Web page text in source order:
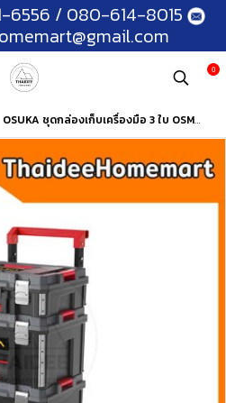
6556 / 080-614-8015
0
OSUKA ชุดกล่องเก็บเครื่องมือ 3 ใบ OSMMS23101-05